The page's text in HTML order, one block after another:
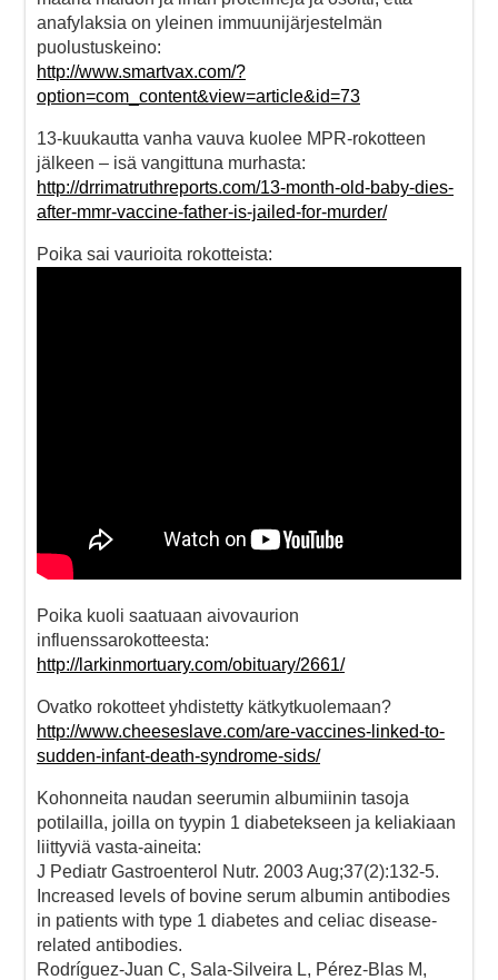
anafylaksia on yleinen immuunijärjestelmän
puolustuskeino:
http://www.smartvax.com/?
option=com_content&view=article&id=73
13-kuukautta vanha vauva kuolee MPR-rokotteen
jälkeen – isä vangittuna murhasta:
http://drrimatruthreports.com/13-month-old-baby-dies-
after-mmr-vaccine-father-is-jailed-for-murder/
Poika sai vaurioita rokotteista:
Poika kuoli saatuaan aivovaurion
influenssarokotteesta:
http://larkinmortuary.com/obituary/2661/
Ovatko rokotteet yhdistetty kätkytkuolemaan?
http://www.cheeseslave.com/are-vaccines-linked-to-
sudden-infant-death-syndrome-sids/
Kohonneita naudan seerumin albumiinin tasoja
potilailla, joilla on tyypin 1 diabetekseen ja keliakiaan
liittyviä vasta-aineita:
J Pediatr Gastroenterol Nutr. 2003 Aug;37(2):132-5.
Increased levels of bovine serum albumin antibodies
in patients with type 1 diabetes and celiac disease-
related antibodies.
Rodríguez-Juan C, Sala-Silveira L, Pérez-Blas M,